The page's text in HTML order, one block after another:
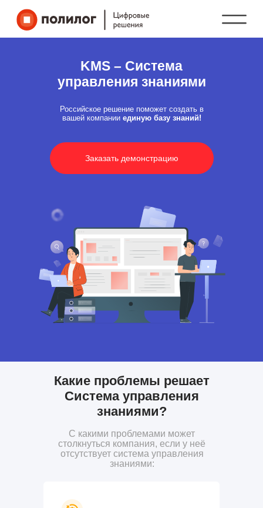
KMS – Система
управления знаниями
Российское решение поможет создать в
вашей компании единую базу знаний!
Заказать демонстрацию
Какие проблемы решает
Система управления
знаниями?
С какими проблемами может
столкнуться компания, если у неё
отсутствует система управления
знаниями: